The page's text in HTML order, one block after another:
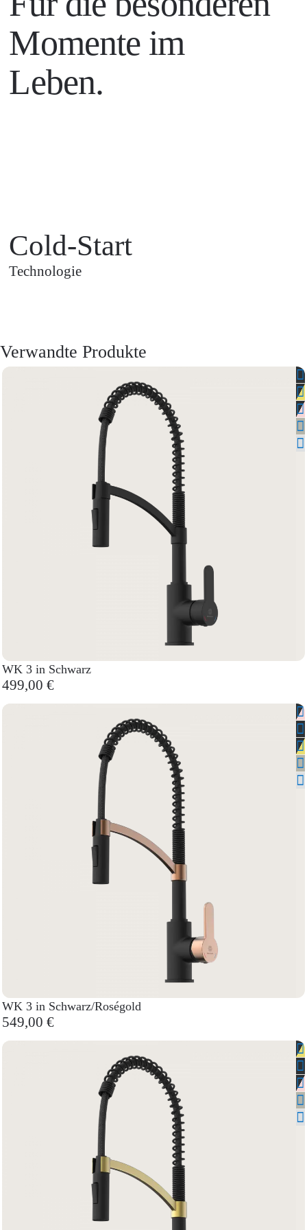
Momente im
Leben.
Cold-Start
Technologie
Verwandte Produkte
WK 3 in Schwarz
499,00 €
WK 3 in Schwarz/Roségold
549,00 €